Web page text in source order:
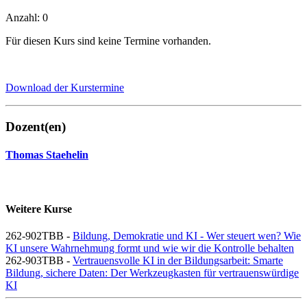
Anzahl: 0
Für diesen Kurs sind keine Termine vorhanden.
Download der Kurstermine
Dozent(en)
Thomas Staehelin
Weitere Kurse
262-902TBB - Bildung, Demokratie und KI - Wer steuert wen? Wie
KI unsere Wahrnehmung formt und wie wir die Kontrolle behalten
262-903TBB - Vertrauensvolle KI in der Bildungsarbeit: Smarte
Bildung, sichere Daten: Der Werkzeugkasten für vertrauenswürdige
KI